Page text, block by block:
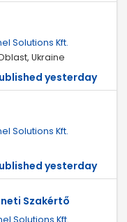
Solutions Kft.
Ukraine
yesterday
Solutions Kft.
yesterday
Szakértő
Solutions Kft.